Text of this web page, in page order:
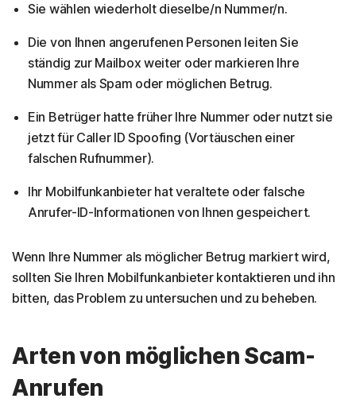
Sie wählen wiederholt dieselbe/n Nummer/n.
Die von Ihnen angerufenen Personen leiten Sie
ständig zur Mailbox weiter oder markieren Ihre
Nummer als Spam oder möglichen Betrug.
Ein Betrüger hatte früher Ihre Nummer oder nutzt sie
jetzt für Caller ID Spoofing (Vortäuschen einer
falschen Rufnummer).
Ihr Mobilfunkanbieter hat veraltete oder falsche
Anrufer-ID-Informationen von Ihnen gespeichert.
Wenn Ihre Nummer als möglicher Betrug markiert wird,
sollten Sie Ihren Mobilfunkanbieter kontaktieren und ihn
bitten, das Problem zu untersuchen und zu beheben.
Arten von möglichen Scam-
Anrufen